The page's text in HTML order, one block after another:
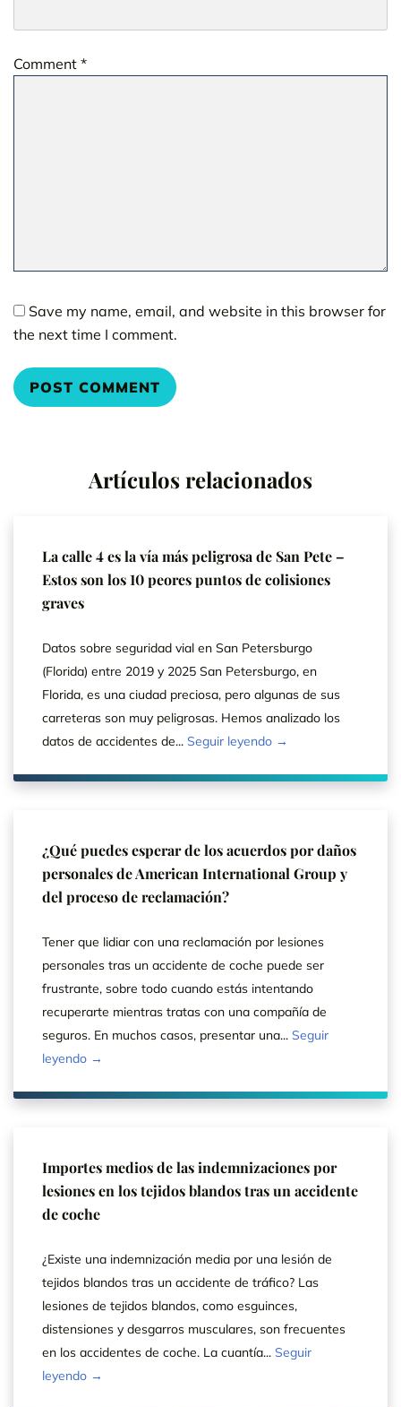
Comment *
Save my name, email, and website in this browser for
the next time I comment.
Artículos relacionados
La calle 4 es la vía más peligrosa de San Pete –
Estos son los 10 peores puntos de colisiones
graves
Datos sobre seguridad vial en San Petersburgo
(Florida) entre 2019 y 2025 San Petersburgo, en
Florida, es una ciudad preciosa, pero algunas de sus
carreteras son muy peligrosas. Hemos analizado los
datos de accidentes de... Seguir leyendo →
¿Qué puedes esperar de los acuerdos por daños
personales de American International Group y
del proceso de reclamación?
Tener que lidiar con una reclamación por lesiones
personales tras un accidente de coche puede ser
frustrante, sobre todo cuando estás intentando
recuperarte mientras tratas con una compañía de
seguros. En muchos casos, presentar una... Seguir
leyendo →
Importes medios de las indemnizaciones por
lesiones en los tejidos blandos tras un accidente
de coche
¿Existe una indemnización media por una lesión de
tejidos blandos tras un accidente de tráfico? Las
lesiones de tejidos blandos, como esguinces,
distensiones y desgarros musculares, son frecuentes
en los accidentes de coche. La cuantía... Seguir
leyendo →